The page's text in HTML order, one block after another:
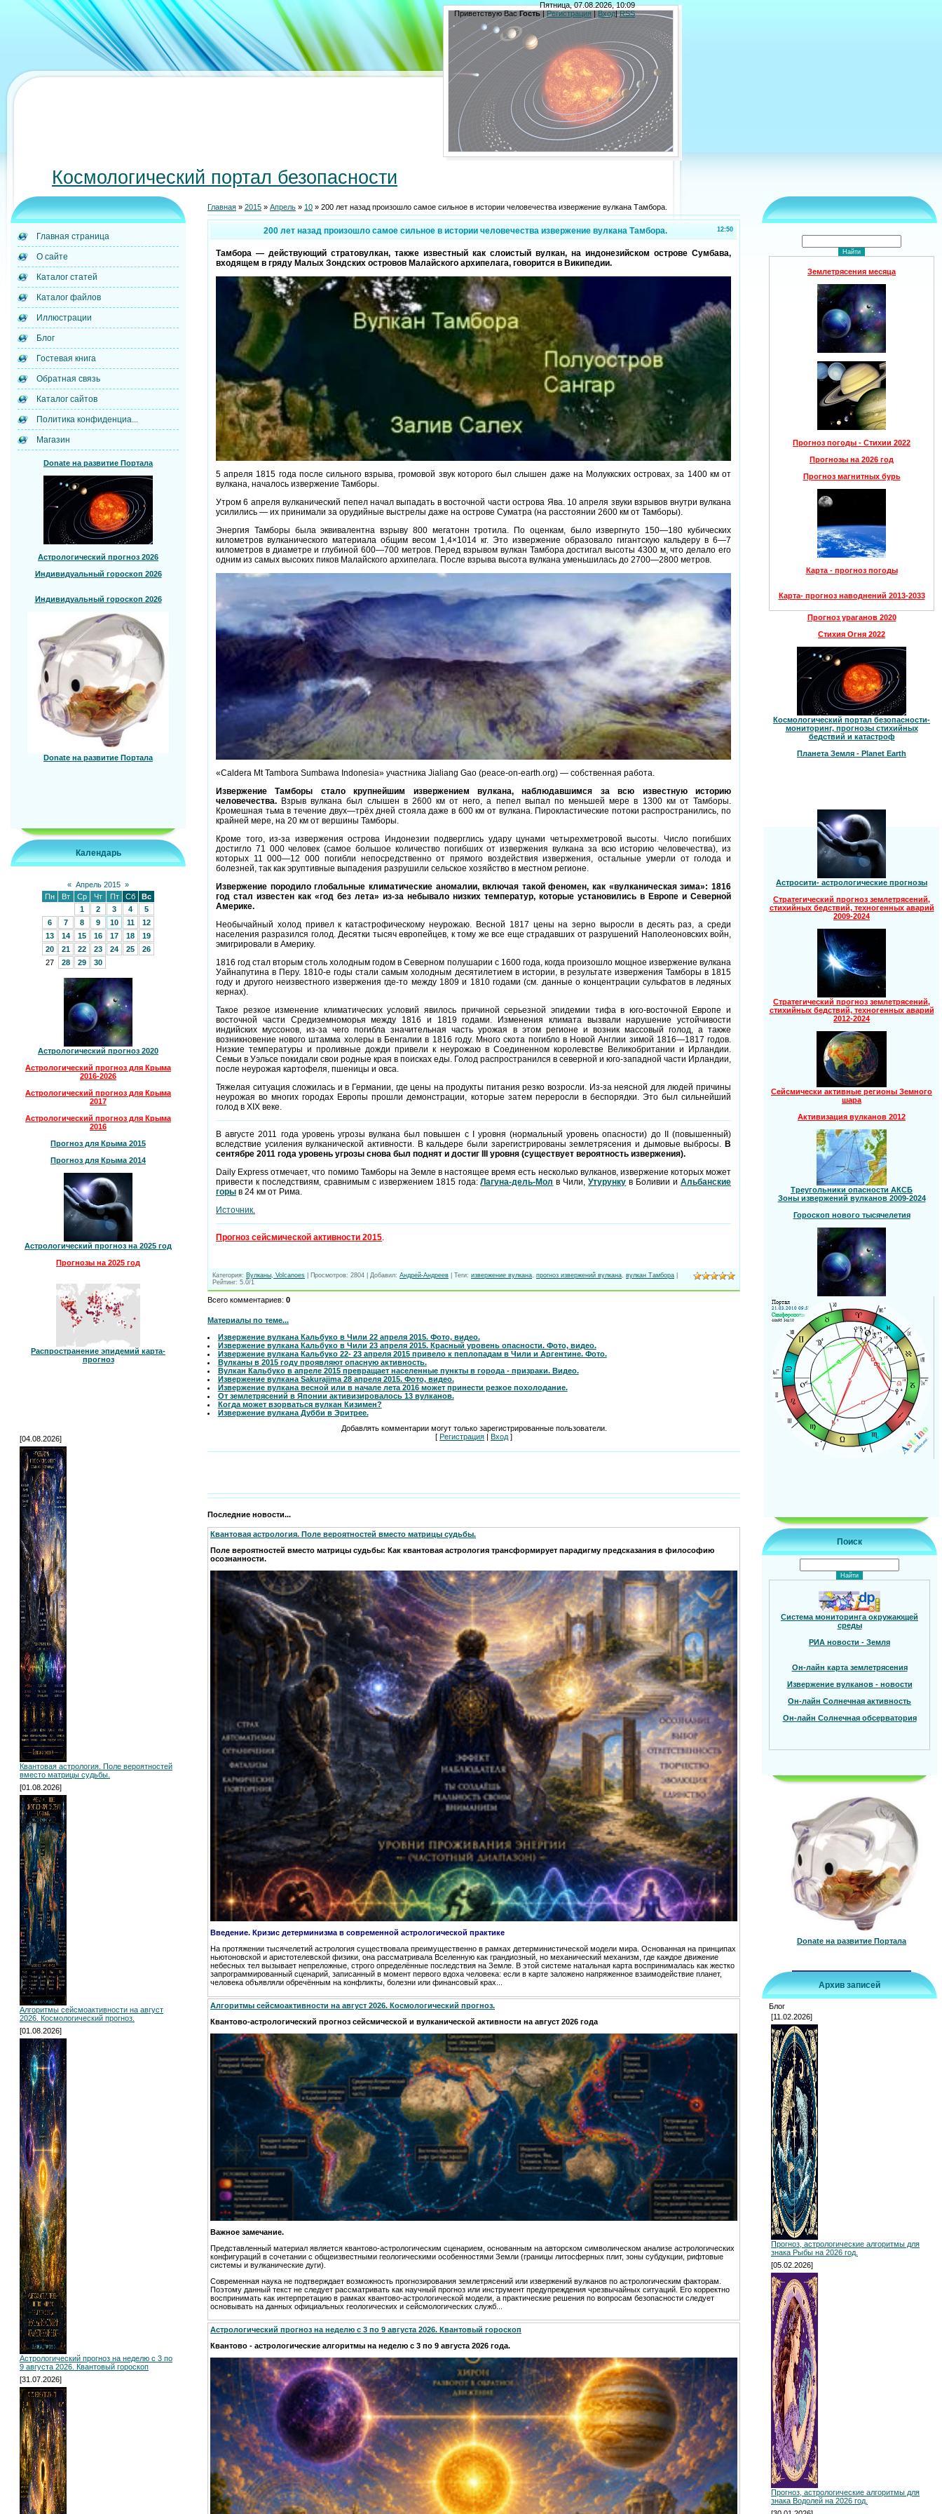
Пятница, 07.08.2026, 10:09
Приветствую Вас Гость|Регистрация|Вход|RSS
Космологический портал безопасности
Главная страница
О сайте
Каталог статей
Каталог файлов
Иллюстрации
Блог
Гостевая книга
Обратная связь
Каталог сайтов
Политика конфиденциа...
Магазин
Donate на развитие Портала
Астрологический прогноз 2026
Индивидуальный гороскоп 2026
Индивидуальный гороскоп 2026
Donate на развитие Портала
Календарь
« Апрель 2015 »
Пн
Вт Ср Чт Пт Сб
Вс
1
2 3 4
5
6
7 8 9 10 11
12
13
14 15 16 17 18
19
20
21 22 23 24 25
26
27
28 29 30
Астрологический прогноз 2020
Астрологический прогноз для Крыма
2016-2026
Астрологический прогноз для Крыма
2017
Астрологический прогноз для Крыма
2016
Прогноз для Крыма 2015
Прогноз для Крыма 2014
Астрологический прогноз на 2025 год
Прогнозы на 2025 год
Распространение эпидемий карта-
прогноз
[04.08.2026]
Квантовая астрология. Поле вероятностей
вместо матрицы судьбы.
[01.08.2026]
Алгоритмы сейсмоактивности на август
2026. Космологический прогноз.
[01.08.2026]
Астрологический прогноз на неделю с 3 по
9 августа 2026. Квантовый гороскоп
[31.07.2026]
Главная » 2015 » Апрель » 10 » 200 лет назад произошло самое сильное в истории человечества извержение вулкана Тамбора.
12:50
200 лет назад произошло самое сильное в истории человечества извержение вулкана Тамбора.
Тамбора — действующий стратовулкан, также известный как слоистый вулкан, на индонезийском острове Сумбава,
входящем в гряду Малых Зондских островов Малайского архипелага, говорится в Википедии.
5 апреля 1815 года после сильного взрыва, громовой звук которого был слышен даже на Молуккских островах, за 1400 км от
вулкана, началось извержение Тамборы.
Утром 6 апреля вулканический пепел начал выпадать в восточной части острова Ява. 10 апреля звуки взрывов внутри вулкана
усилились — их принимали за орудийные выстрелы даже на острове Суматра (на расстоянии 2600 км от Тамборы).
Энергия Тамборы была эквивалентна взрыву 800 мегатонн тротила. По оценкам, было извергнуто 150—180 кубических
километров вулканического материала общим весом 1,4×1014 кг. Это извержение образовало гигантскую кальдеру в 6—7
километров в диаметре и глубиной 600—700 метров. Перед взрывом вулкан Тамбора достигал высоты 4300 м, что делало его
одним из самых высоких пиков Малайского архипелага. После взрыва высота вулкана уменьшилась до 2700—2800 метров.
«Caldera Mt Tambora Sumbawa Indonesia» участника Jialiang Gao (peace-on-earth.org) — собственная работа.
Извержение Тамборы стало крупнейшим извержением вулкана, наблюдавшимся за всю известную историю
человечества. Взрыв вулкана был слышен в 2600 км от него, а пепел выпал по меньшей мере в 1300 км от Тамборы.
Кромешная тьма в течение двух—трёх дней стояла даже в 600 км от вулкана. Пирокластические потоки распространились, по
крайней мере, на 20 км от вершины Тамборы.
Кроме того, из-за извержения острова Индонезии подверглись удару цунами четырехметровой высоты. Число погибших
достигло 71 000 человек (самое большое количество погибших от извержения вулкана за всю историю человечества), из
которых 11 000—12 000 погибли непосредственно от прямого воздействия извержения, остальные умерли от голода и
болезней, так как эруптивные выпадения разрушили сельское хозяйство в местном регионе.
Извержение породило глобальные климатические аномалии, включая такой феномен, как «вулканическая зима»: 1816
год стал известен как «год без лета» из-за небывало низких температур, которые установились в Европе и Северной
Америке.
Необычайный холод привел к катастрофическому неурожаю. Весной 1817 цены на зерно выросли в десять раз, а среди
населения разразился голод. Десятки тысяч европейцев, к тому же все еще страдавших от разрушений Наполеоновских войн,
эмигрировали в Америку.
1816 год стал вторым столь холодным годом в Северном полушарии с 1600 года, когда произошло мощное извержение вулкана
Уайнапутина в Перу. 1810-е годы стали самым холодным десятилетием в истории, в результате извержения Тамборы в 1815
году и другого неизвестного извержения где-то между 1809 и 1810 годами (см. данные о концентрации сульфатов в ледяных
кернах).
Такое резкое изменение климатических условий явилось причиной серьезной эпидемии тифа в юго-восточной Европе и
восточной части Средиземноморья между 1816 и 1819 годами. Изменения климата вызвали нарушение устойчивости
индийских муссонов, из-за чего погибла значительная часть урожая в этом регионе и возник массовый голод, а также
возникновение нового штамма холеры в Бенгалии в 1816 году. Много скота погибло в Новой Англии зимой 1816—1817 годов.
Низкие температуры и проливные дожди привели к неурожаю в Соединенном королевстве Великобритании и Ирландии.
Семьи в Уэльсе покидали свои родные края в поисках еды. Голод распространился в северной и юго-западной части Ирландии,
после неурожая картофеля, пшеницы и овса.
Тяжелая ситуация сложилась и в Германии, где цены на продукты питания резко возросли. Из-за неясной для людей причины
неурожая во многих городах Европы прошли демонстрации, которые затем переросли в беспорядки. Это был сильнейший
голод в XIX веке.
В августе 2011 года уровень угрозы вулкана был повышен с I уровня (нормальный уровень опасности) до II (повышенный)
вследствие усиления вулканической активности. В кальдере были зарегистрированы землетрясения и дымовые выбросы. В
сентябре 2011 года уровень угрозы снова был поднят и достиг III уровня (существует вероятность извержения).
Daily Express отмечает, что помимо Тамборы на Земле в настоящее время есть несколько вулканов, извержение которых может
привести к последствиям, сравнимым с извержением 1815 года:Лагуна-дель-Мол в Чили,Утурунку в Боливии иАльбанские
горы в 24 км от Рима.
Источник.
Прогноз сейсмической активности 2015
Категория: Вулканы, Volcanoes Просмотров: 2804 | Добавил: Андрей-Андреев Теги: извержение вулкана прогноз извержений вулкана вулкан Тамбора
Рейтинг: 5.0/1
Всего комментариев: 0
Материалы по теме...
Извержение вулкана Кальбуко в Чили 22 апреля 2015. Фото, видео.
Извержение вулкана Кальбуко в Чили 23 апреля 2015. Красный уровень опасности. Фото, видео.
Извержение вулкана Кальбуко 22- 23 апреля 2015 привело к пеплопадам в Чили и Аргентине. Фото.
Вулканы в 2015 году проявляют опасную активность.
Вулкан Кальбуко в апреле 2015 превращает населенные пункты в города - призраки. Видео.
Извержение вулкана Sakurajima 28 апреля 2015. Фото, видео.
Извержение вулкана весной или в начале лета 2016 может принести резкое похолодание.
От землетрясений в Японии активизировалось 13 вулканов.
Когда может взорваться вулкан Кизимен?
Извержение вулкана Дубби в Эритрее.
Добавлять комментарии могут только зарегистрированные пользователи.
[ Регистрация | Вход ]
Последние новости...
Квантовая астрология. Поле вероятностей вместо матрицы судьбы.
Поле вероятностей вместо матрицы судьбы: Как квантовая астрология трансформирует парадигму предсказания в философию
осознанности.
Введение. Кризис детерминизма в современной астрологической практике
На протяжении тысячелетий астрология существовала преимущественно в рамках детерминистической модели мира. Основанная на принципах
ньютоновской и аристотелевской физики, она рассматривала Вселенную как грандиозный, но механический механизм, где каждое движение
небесных тел вызывает непpеложные, строго определённые последствия на Земле. В этой системе натальная карта воспринималась как жестко
запрограммированный сценарий, записанный в момент первого вдоха человека: если в карте заложено напряженное взаимодействие планет,
человека объявляли обречённым на конфликты, болезни или финансовый крах...
Алгоритмы сейсмоактивности на август 2026. Космологический прогноз.
Квантово-астрологический прогноз сейсмической и вулканической активности на август 2026 года
Важное замечание.
Представленный материал является квантово-астрологическим сценарием, основанным на авторском символическом анализе астрологических
конфигураций в сочетании с общеизвестными геологическими особенностями Земли (границы литосферных плит, зоны субдукции, рифтовые
системы и вулканические дуги).
Современная наука не подтверждает возможность прогнозирования землетрясений или извержений вулканов по астрологическим факторам.
Поэтому данный текст не следует рассматривать как научный прогноз или инструмент предупреждения чрезвычайных ситуаций. Его корректно
воспринимать как интерпретацию в рамках квантово-астрологической модели, а практические решения по вопросам безопасности следует
основывать на данных официальных геологических и сейсмологических служб...
Астрологический прогноз на неделю с 3 по 9 августа 2026. Квантовый гороскоп
Квантово - астрологические алгоритмы на неделю с 3 по 9 августа 2026 года.
Землетрясения месяца
Прогноз погоды - Стихии 2022
Прогнозы на 2026 год
Прогноз магнитных бурь
Карта - прогноз погоды
Карта- прогноз наводнений 2013-2033
Прогноз ураганов 2020
Стихия Огня 2022
Космологический портал безопасности-
мониторинг, прогнозы стихийных
бедствий и катастроф
Планета Земля - Planet Earth
Астросити- астрологические прогнозы
Стратегический прогноз землетрясений,
стихийных бедствий, техногенных аварий
2009-2024
Стратегический прогноз землетрясений,
стихийных бедствий, техногенных аварий
2012-2024
Сейсмически активные регионы Земного
шара
Активизация вулканов 2012
Треугольники опасности АКСБ
Зоны извержений вулканов 2009-2024
Гороскоп нового тысячелетия
Поиск
Система мониторинга окружающей
среды
РИА новости - Земля
Он-лайн карта землетрясения
Извержение вулканов - новости
Он-лайн Солнечная активность
Он-лайн Солнечная обсерватория
Donate на развитие Портала
Архив записей
Блог
[11.02.2026]
Прогноз, астрологические алгоритмы для
знака Рыбы на 2026 год.
[05.02.2026]
Прогноз, астрологические алгоритмы для
знака Водолей на 2026 год.